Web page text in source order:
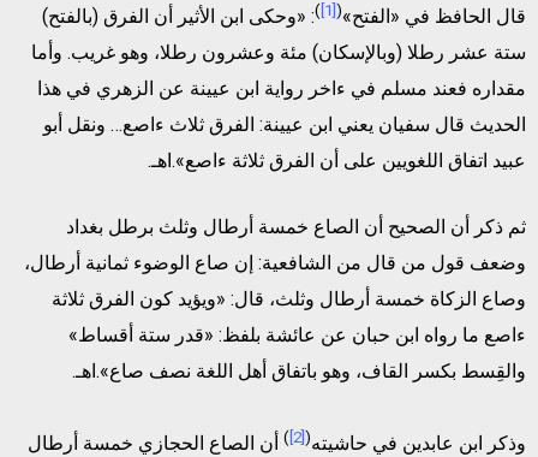
قال الحافظ في «الفتح»(
): «وحكى ابن الأثير أن الفرق (بالفتح)
ستة عشر رطلا (وبالإسكان) مئة وعشرون رطلا، وهو غريب. وأما
مقداره فعند مسلم في ءاخر رواية ابن عيينة عن الزهري في هذا
الحديث قال سفيان يعني ابن عيينة: الفرق ثلاث ءاصع… ونقل أبو
عبيد اتفاق اللغويين على أن الفرق ثلاثة ءاصع».اهـ.
ثم ذكر أن الصحيح أن الصاع خمسة أرطال وثلث برطل بغداد
وضعف قول من قال من الشافعية: إن صاع الوضوء ثمانية أرطال،
وصاع الزكاة خمسة أرطال وثلث، قال: «ويؤيد كون الفرق ثلاثة
ءاصع ما رواه ابن حبان عن عائشة بلفظ: «قدر ستة أقساط»
والقِسط بكسر القاف، وهو باتفاق أهل اللغة نصف صاع».اهـ.
وذكر ابن عابدين في حاشيته(
[2]
) أن الصاع الحجازي خمسة أرطال